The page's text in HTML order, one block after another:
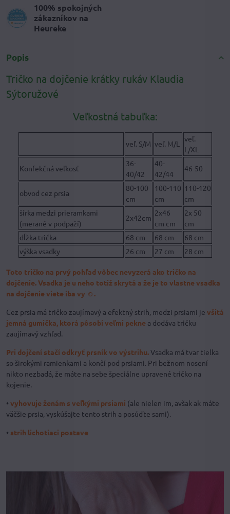
100% spokojných
zákazníkov na
Heureke
Popis
Tričko na dojčenie krátky rukáv Klaudia
Sýtoružové
Veľkostná tabuľka:
veľ. S/M veľ. M/L
veľ.
L/XL
Konfekčná veľkosť
36-
40/42
40-
42/44
46-50
obvod cez prsia
80-100
cm
100-110
cm
110-120
cm
šírka medzi prieramkami
(merané v podpaží)
2x42cm
2x46
cm cm
2x 50
cm
dĺžka trička
68 cm 68 cm
68 cm
výška vsadky
26 cm 27 cm 28 cm
Toto tričko na prvý pohľad vôbec nevyzerá ako tričko na
dojčenie. Vsadka je u neho totiž skrytá a že je to vlastne vsadka
na dojčenie viete iba vy ☺.
Cez prsia má tričko zaujímavý a efektný strih, medzi prsiami je všitá
jemná gumička, ktorá pôsobí veľmi pekne a dodáva tričku
zaujímavý vzhľad.
Pri dojčení stačí odkryť prsník vo výstrihu.Vsadka má tvar tielka
so širokými ramienkami a končí pod prsiami. Pri bežnom nosení
nikto nezbadá, že máte na sebe špeciálne upravené tričko na
kojenie.
• vyhovuje ženám s veľkými prsiami (ale nielen im, avšak ak máte
väčšie prsia, vyskúšajte tento strih a posúďte sami).
• strih lichotiaci postave